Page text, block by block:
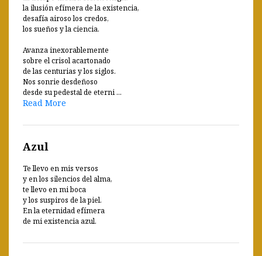
la ilusión efímera de la existencia,
desafía airoso los credos,
los sueños y la ciencia.
Avanza inexorablemente
sobre el crisol acartonado
de las centurias y los siglos.
Nos sonrie desdeñoso
desde su pedestal de eterni ...
Read More
Azul
Te llevo en mis versos
y en los silencios del alma,
te llevo en mi boca
y los suspiros de la piel.
En la eternidad efímera
de mi existencia azul.